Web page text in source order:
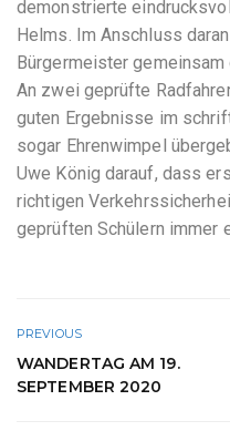
demonstrierte
Helms. Im Anschluss
Bürgermeister
An zwei geprüfte
guten Ergebnisse im
sogar Ehrenwimpel
Uwe König darauf, dass
richtigen
geprüften Schülern immer
PREVIOUS
WANDERTAG AM 19.
SEPTEMBER 2020